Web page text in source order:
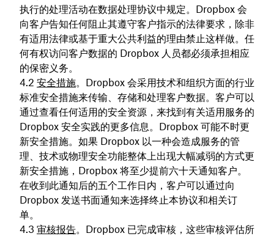
执行的处理活动在数据处理协议中规定。Dropbox 会
向客户告知任何阻止其遵守客户指示的法律要求，除非
有适用法律或基于重大公共利益的理由禁止这样做。任
何有权访问客户数据的 Dropbox 人员都必须承担相应
的保密义务。
安全措施。Dropbox 会采用技术和组织方面的行业
标准安全措施来传输、存储和处理客户数据。客户可以
通过查看任何适用的安全资源，来找到有关适用服务的
Dropbox 安全实践的更多信息。Dropbox 可能不时更
新安全措施。如果 Dropbox 以一种会造成服务的管
理、技术或物理安全功能整体上出现大幅减弱的方式更
新安全措施，Dropbox 将至少提前六十天通知客户。
在收到此通知后的五个工作日内，客户可以通过向
Dropbox 发送书面通知来选择终止本协议和相关订
单。
审核报告。Dropbox 已完成审核，这些审核评估所